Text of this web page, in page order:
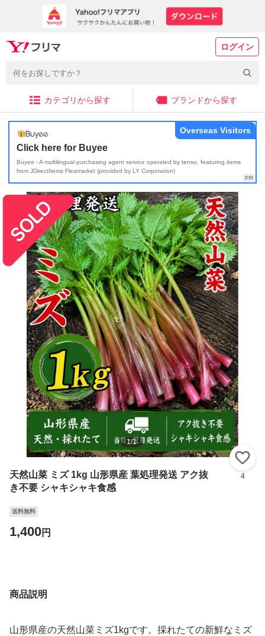
ログイン
カテゴリから探す ブランドから探す
Click here for Buyee
Buyee - A multilingual purchasing agent service operated by tenso, featuring items
from JDirectItems Fleamarket (provided by LY Corporation)
Overseas Visitors
1/1
天然山菜 ミズ 1kg 山形県産 葉処理発送 アク抜
き不要 シャキシャキ食感
4
送料無料
1,400円
商品説明
山形県産の天然山菜ミズ1kgです。採れたての新鮮なミズ